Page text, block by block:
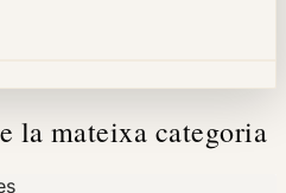
la mateixa categoria